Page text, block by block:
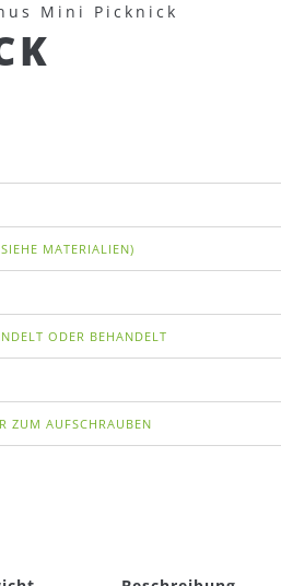
Mini Picknick
MATERIALIEN)
ODER BEHANDELT
ZUM AUFSCHRAUBEN